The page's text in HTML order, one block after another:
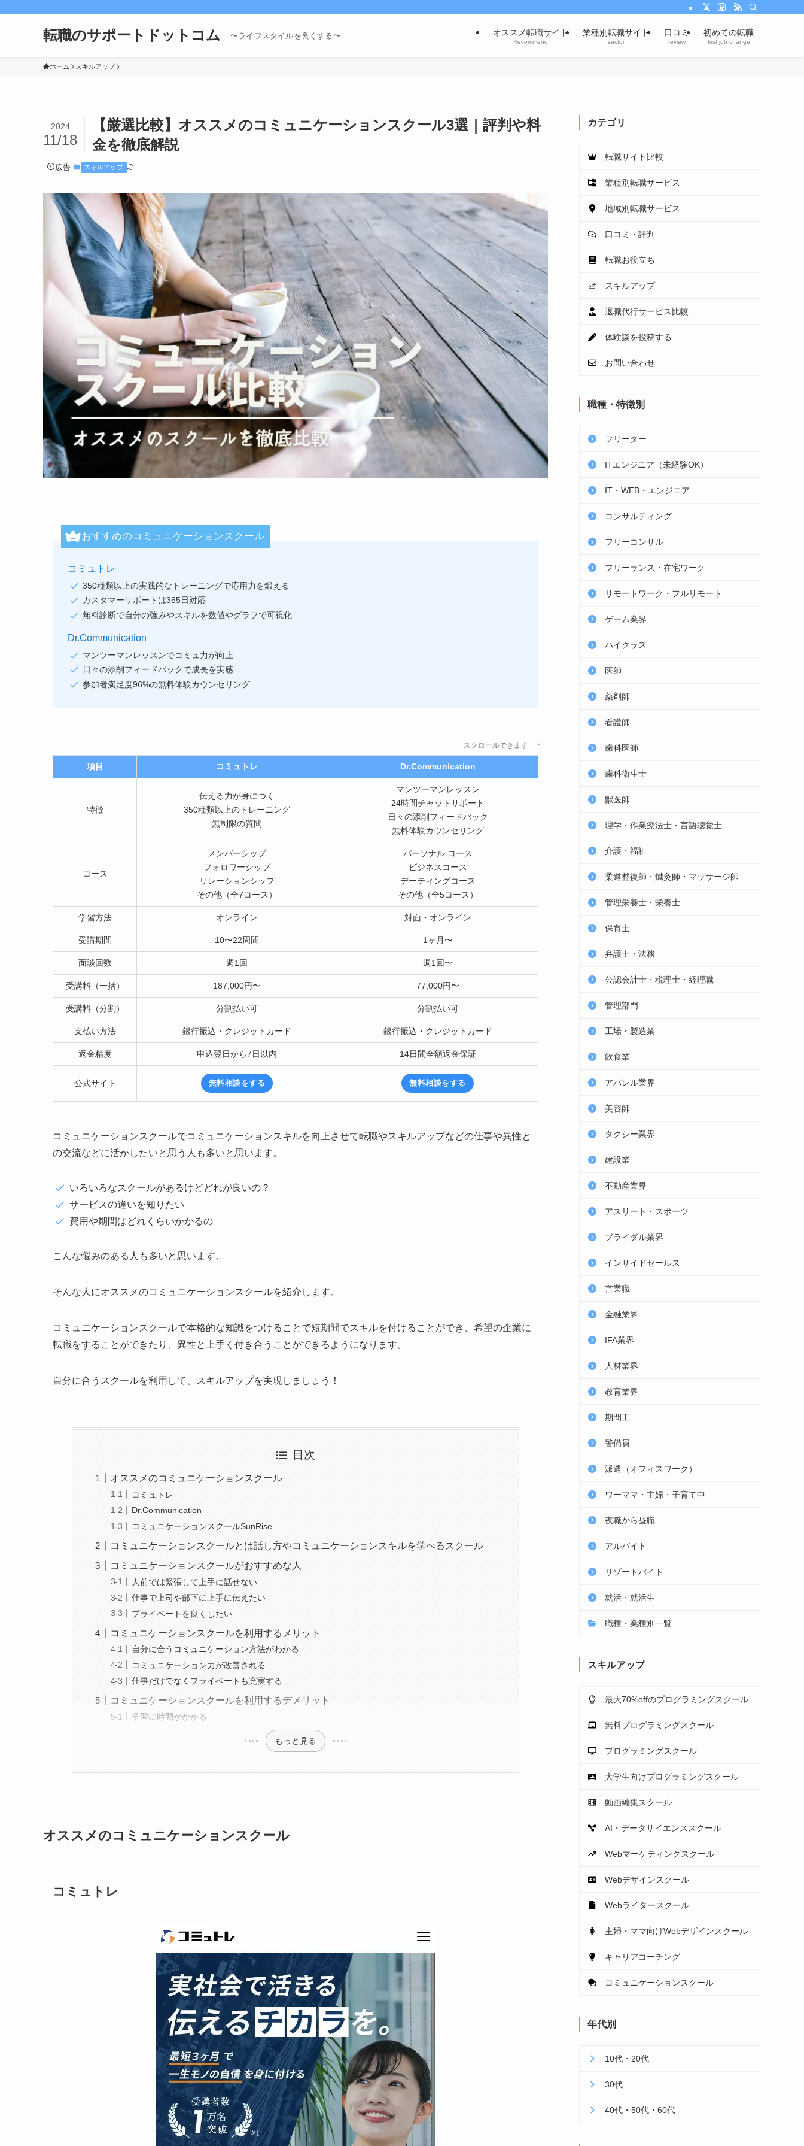
転職のサポートドットコム 〜ライフスタイルを良くする〜 オススメ転職サイト
Recommend
業種別転職サイト
sector
口コミ
review
初めての転職
first job change
ホーム スキルアップ
【厳選比較】オススメのコミュニケーションスクール3選｜評判や料
金を徹底解説
2024
11/18
広告 スキルアップ
おすすめのコミュニケーションスクール
コミュトレ
350種類以上の実践的なトレーニングで応用力を鍛える
カスタマーサポートは365日対応
無料診断で自分の強みやスキルを数値やグラフで可視化
Dr.Communication
マンツーマンレッスンでコミュ力が向上
日々の添削フィードバックで成長を実感
参加者満足度96%の無料体験カウンセリング
スクロールできます
項目 コミュトレ Dr.Communication
特徴
伝える力が身につく
350種類以上のトレーニング
無制限の質問
マンツーマンレッスン
24時間チャットサポート
日々の添削フィードバック
無料体験カウンセリング
コース
メンバーシップ
フォロワーシップ
リレーションシップ
その他（全7コース）
パーソナル コース
ビジネスコース
デーティングコース
その他（全5コース）
学習方法 オンライン 対面・オンライン
受講期間 10〜22周間 1ヶ月〜
面談回数 週1回 週1回〜
受講料（一括） 187,000円〜 77,000円〜
受講料（分割） 分割払い可 分割払い可
支払い方法 銀行振込・クレジットカード 銀行振込・クレジットカード
返金精度 申込翌日から7日以内 14日間全額返金保証
公式サイト 無料相談をする 無料相談をする
コミュニケーションスクールでコミュニケーションスキルを向上させて転職やスキルアップなどの仕事や異性と
の交流などに活かしたいと思う人も多いと思います。
いろいろなスクールがあるけどどれが良いの？
サービスの違いを知りたい
費用や期間はどれくらいかかるの
こんな悩みのある人も多いと思います。
そんな人にオススメのコミュニケーションスクールを紹介します。
コミュニケーションスクールで本格的な知識をつけることで短期間でスキルを付けることができ、希望の企業に
転職をすることができたり、異性と上手く付き合うことができるようになります。
自分に合うスクールを利用して、スキルアップを実現しましょう！
目次
オススメのコミュニケーションスクール
コミュトレ
Dr.Communication
コミュニケーションスクールSunRise
コミュニケーションスクールとは話し方やコミュニケーションスキルを学べるスクール
コミュニケーションスクールがおすすめな人
人前では緊張して上手に話せない
仕事で上司や部下に上手に伝えたい
プライベートを良くしたい
コミュニケーションスクールを利用するメリット
自分に合うコミュニケーション方法がわかる
コミュニケーション力が改善される
仕事だけでなくプライベートも充実する
コミュニケーションスクールを利用するデメリット
学習に時間がかかる
もっと見る
オススメのコミュニケーションスクール
コミュトレ
カテゴリ
転職サイト比較
業種別転職サービス
地域別転職サービス
口コミ・評判
転職お役立ち
スキルアップ
退職代行サービス比較
体験談を投稿する
お問い合わせ
職種・特徴別
フリーター
ITエンジニア（未経験OK）
IT・WEB・エンジニア
コンサルティング
フリーコンサル
フリーランス・在宅ワーク
リモートワーク・フルリモート
ゲーム業界
ハイクラス
医師
薬剤師
看護師
歯科医師
歯科衛生士
獣医師
理学・作業療法士・言語聴覚士
介護・福祉
柔道整復師・鍼灸師・マッサージ師
管理栄養士・栄養士
保育士
弁護士・法務
公認会計士・税理士・経理職
管理部門
工場・製造業
飲食業
アパレル業界
美容師
タクシー業界
建設業
不動産業界
アスリート・スポーツ
ブライダル業界
インサイドセールス
営業職
金融業界
IFA業界
人材業界
教育業界
期間工
警備員
派遣（オフィスワーク）
ワーママ・主婦・子育て中
夜職から昼職
アルバイト
リゾートバイト
就活・就活生
職種・業種別一覧
スキルアップ
最大70%offのプログラミングスクール
無料プログラミングスクール
プログラミングスクール
大学生向けプログラミングスクール
動画編集スクール
AI・データサイエンススクール
Webマーケティングスクール
Webデザインスクール
Webライタースクール
主婦・ママ向けWebデザインスクール
キャリアコーチング
コミュニケーションスクール
年代別
10代・20代
30代
40代・50代・60代